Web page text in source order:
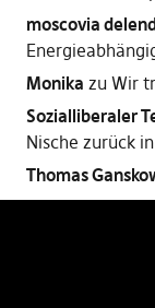
moscovia
Monika zu Wir
Sozialliberaler
Nische zurück
Thomas